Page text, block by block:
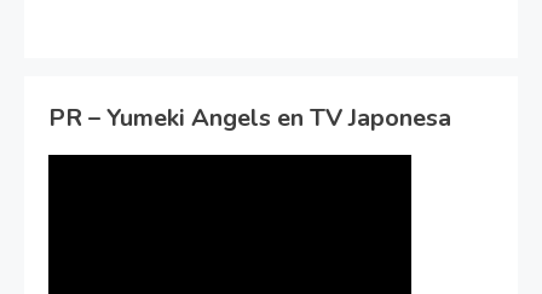
PR – Yumeki Angels en TV Japonesa